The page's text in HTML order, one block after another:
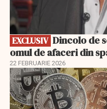
EXCLUSIV
omul de afaceri din
22 FEBRUARIE 2026